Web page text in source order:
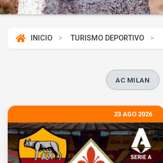
INICIO TURISMO DEPORTIVO
AC MILAN
23 AGO 2026